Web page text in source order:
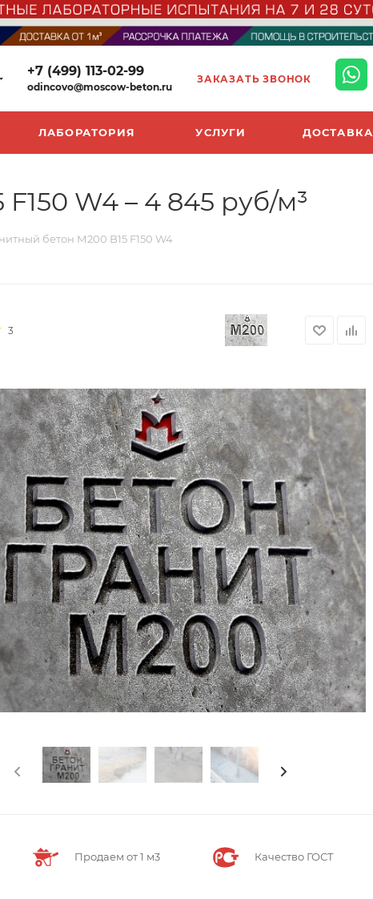
+7 (499) 113-02-99
odincovo@moscow-beton.ru
ЗАКАЗАТЬ ЗВОНОК
ЛАБОРАТОРИЯ УСЛУГИ ДОСТАВКА
W4 – 4 845 руб/м³
бетон М200 B15 F150 W4
3
Продаем от 1 м3 Качество ГОСТ